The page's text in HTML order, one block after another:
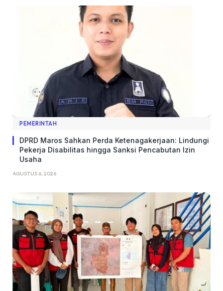
PEMERINTAH
DPRD Maros Sahkan Perda Ketenagakerjaan: Lindungi
Pekerja Disabilitas hingga Sanksi Pencabutan Izin
Usaha
AGUSTUS 6, 2026